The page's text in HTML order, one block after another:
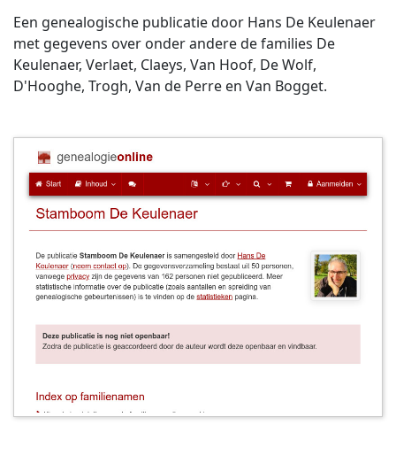
Een genealogische publicatie door Hans De Keulenaer
met gegevens over onder andere de families De
Keulenaer, Verlaet, Claeys, Van Hoof, De Wolf,
D'Hooghe, Trogh, Van de Perre en Van Bogget.